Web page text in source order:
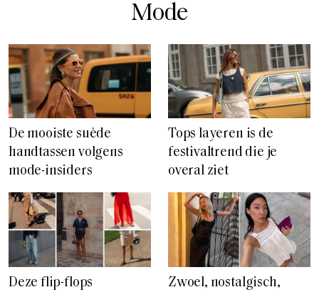
Mode
De mooiste suède
handtassen volgens
mode-insiders
Tops layeren is de
festivaltrend die je
overal ziet
Deze flip-flops
Zwoel, nostalgisch,